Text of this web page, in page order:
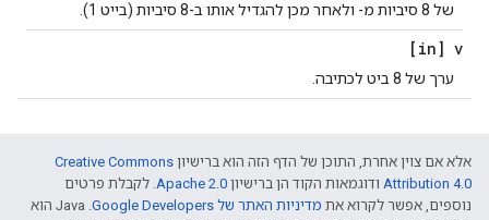
של 8 סיביות מ- ולאחר מכן להגדיל אותו ב-8 סיביות (בייט 1).
[in] v
ערך של 8 ביט לכתיבה.
אלא אם צוין אחרת, התוכן של הדף הזה הוא ברישיון Creative Commons
Attribution 4.0‏ ודוגמאות הקוד הן ברישיון Apache 2.0‏. לקבלת פרטים
נוספים, אפשר לקרוא את מדיניות האתר של Google Developers‏
.‏ Java הוא